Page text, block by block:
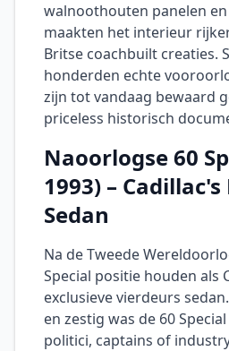
walnoothouten panelen
maakten het interieur
Britse coachbuilt creaties.
honderden echte
zijn tot vandaag bewaard
priceless historisch
Naoorlogse 60
1993) –
Sedan
Na de Tweede
Special positie houden als
exclusieve vierdeurs
en zestig was de 60
politici, captains of